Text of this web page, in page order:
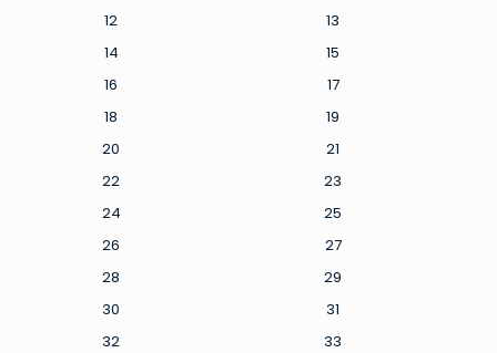
12
13
14
15
16
17
18
19
20
21
22
23
24
25
26
27
28
29
30
31
32
33